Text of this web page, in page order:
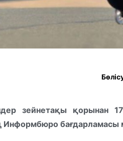
зейнетақы қорынан
бағдарламасы